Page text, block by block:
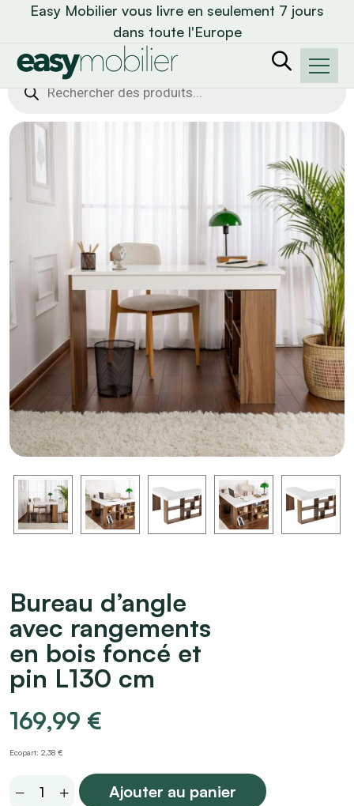
Easy Mobilier vous livre en seulement 7 jours
dans toute l'Europe
Recherche
de
Bureau d’angle
avec rangements
en bois foncé et
pin L130 cm
169,99 €
Ecopart: 2,38 €
Bureau
Ajouter au panier